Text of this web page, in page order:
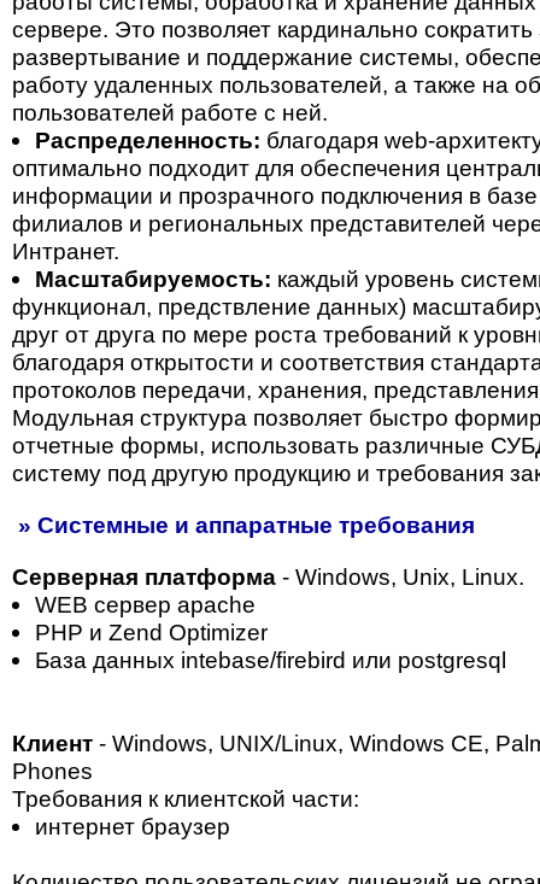
сервере. Это позволяет кардинально
развертывание и поддержание системы,
работу удаленных пользователей, а также на
пользователей работе с ней.
Распределенность: благодаря web-
оптимально подходит для обеспечения
информации и прозрачного подключения в
филиалов и региональных представителей
Интранет.
Масштабируемость: каждый уровень
функционал, предствление данных)
друг от друга по мере роста требований к
благодаря открытости и соответствия
протоколов передачи, хранения,
Модульная структура позволяет быстро
отчетные формы, использовать различные
систему под другую продукцию и требования
» Системные и аппаратные требования
Серверная платформа - Windows, Unix, Linux.
WEB сервер apaсhe
PHP и Zend Optimizer
База данных intebase/firebird или postgresql
Клиент - Windows, UNIX/Linux, Windows CE,
Phones
Требования к клиентской части:
интернет браузер